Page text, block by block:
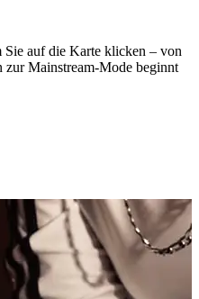
Sie auf die Karte klicken – von
zur Mainstream-Mode beginnt